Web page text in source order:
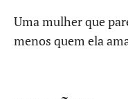
Uma mulher que
menos quem ela